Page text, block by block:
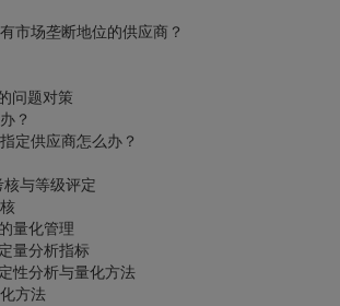
市场垄断地位的供应商？
问题对策
？
定供应商怎么办？
与等级评定
量化管理
量分析指标
性分析与量化方法
方法